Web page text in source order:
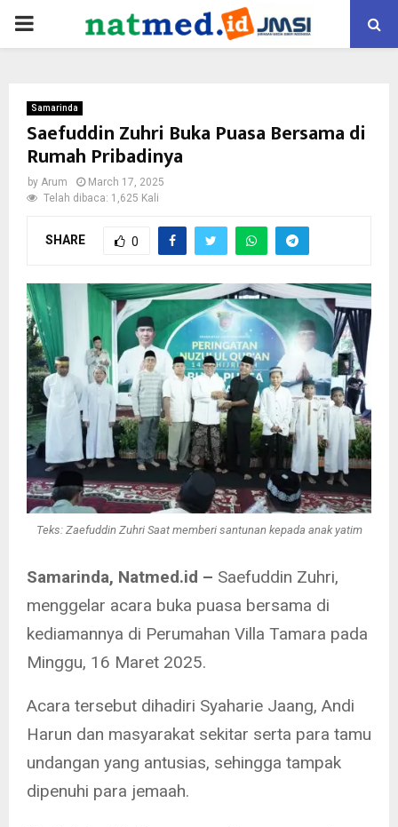
PRIMARY
Samarinda
Saefuddin Zuhri Buka Puasa Bersama di
Rumah Pribadinya
by Arum
March 17, 2025
Telah dibaca: 1,625 Kali
SHARE 0
Teks: Zaefuddin Zuhri Saat memberi santunan kepada anak yatim
Samarinda, Natmed.id – Saefuddin Zuhri,
menggelar acara buka puasa bersama di
kediamannya di Perumahan Villa Tamara pada
Minggu, 16 Maret 2025.
Acara tersebut dihadiri Syaharie Jaang, Andi
Harun dan masyarakat sekitar serta para tamu
undangan yang antusias, sehingga tampak
dipenuhi para jemaah.